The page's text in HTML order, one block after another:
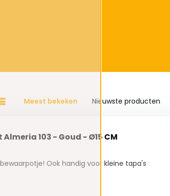
Meest bekeken Nieuwste producten
103 - Goud - Ø15 CM
Ook handig voor kleine tapa's